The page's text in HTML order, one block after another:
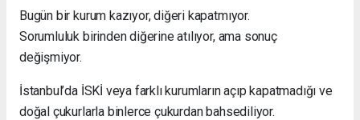
Bugün bir kurum kazıyor, diğeri kapatmıyor.
Sorumluluk birinden diğerine atılıyor, ama sonuç
değişmiyor.
İstanbul’da İSKİ veya farklı kurumların açıp kapatmadığı ve
doğal çukurlarla binlerce çukurdan bahsediliyor.